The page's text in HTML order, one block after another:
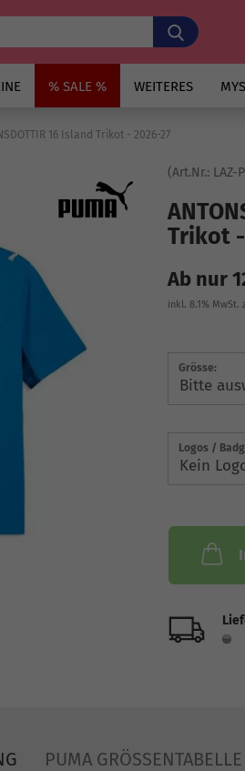
% SALE % WEITERES
16 Island Trikot - 2026-27
(Art.Nr.: LAZ-
Trikot
Ab nur
inkl. 8.1% MwSt.
Grösse:
Logos /
PUMA GRÖSSENTABELLE